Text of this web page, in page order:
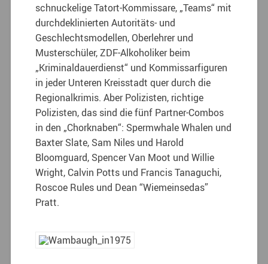
schnuckelige Tatort-Kommissare, „Teams“ mit
durchdeklinierten Autoritäts- und
Geschlechtsmodellen, Oberlehrer und
Musterschüler, ZDF-Alkoholiker beim
„Kriminaldauerdienst“ und Kommissarfiguren
in jeder Unteren Kreisstadt quer durch die
Regionalkrimis. Aber Polizisten, richtige
Polizisten, das sind die fünf Partner-Combos
in den „Chorknaben“: Spermwhale Whalen und
Baxter Slate, Sam Niles und Harold
Bloomguard, Spencer Van Moot und Willie
Wright, Calvin Potts und Francis Tanaguchi,
Roscoe Rules und Dean “Wiemeinsedas”
Pratt.